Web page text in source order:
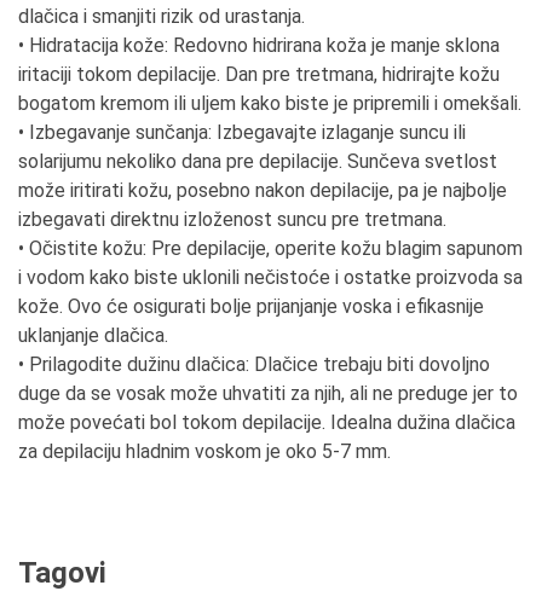
dlačica i smanjiti rizik od urastanja.
• Hidratacija kože: Redovno hidrirana koža je manje sklona
iritaciji tokom depilacije. Dan pre tretmana, hidrirajte kožu
bogatom kremom ili uljem kako biste je pripremili i omekšali.
• Izbegavanje sunčanja: Izbegavajte izlaganje suncu ili
solarijumu nekoliko dana pre depilacije. Sunčeva svetlost
može iritirati kožu, posebno nakon depilacije, pa je najbolje
izbegavati direktnu izloženost suncu pre tretmana.
• Očistite kožu: Pre depilacije, operite kožu blagim sapunom
i vodom kako biste uklonili nečistoće i ostatke proizvoda sa
kože. Ovo će osigurati bolje prijanjanje voska i efikasnije
uklanjanje dlačica.
• Prilagodite dužinu dlačica: Dlačice trebaju biti dovoljno
duge da se vosak može uhvatiti za njih, ali ne preduge jer to
može povećati bol tokom depilacije. Idealna dužina dlačica
za depilaciju hladnim voskom je oko 5-7 mm.
Tagovi